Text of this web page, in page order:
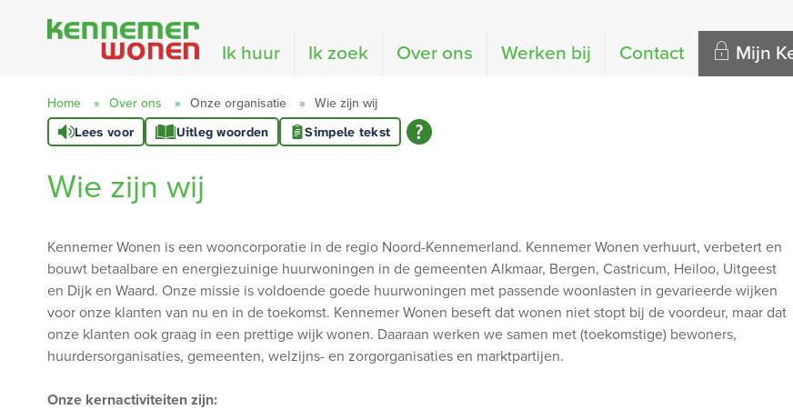
Naar hoofdinhoud
Naar hoofdnavigatiemenu
Naar zoeken
Naar de homepage
Ik huur Ik zoek Over ons Werken bij Contact Mijn
Home Over ons Onze organisatie Wie zijn wij
Lees voor Uitleg woorden Simpele tekst
Wie zijn wij
Kennemer Wonen is een wooncorporatie in de regio Noord-Kennemerland. Kennemer Wonen verhuurt, verbetert en
bouwt betaalbare en energiezuinige huurwoningen in de gemeenten Alkmaar, Bergen, Castricum, Heiloo, Uitgeest
en Dijk en Waard. Onze missie is voldoende goede huurwoningen met passende woonlasten in gevarieerde wijken
voor onze klanten van nu en in de toekomst. Kennemer Wonen beseft dat wonen niet stopt bij de voordeur, maar dat
onze klanten ook graag in een prettige wijk wonen. Daaraan werken we samen met (toekomstige) bewoners,
huurdersorganisaties, gemeenten, welzijns- en zorgorganisaties en marktpartijen.
Onze kernactiviteiten zijn: